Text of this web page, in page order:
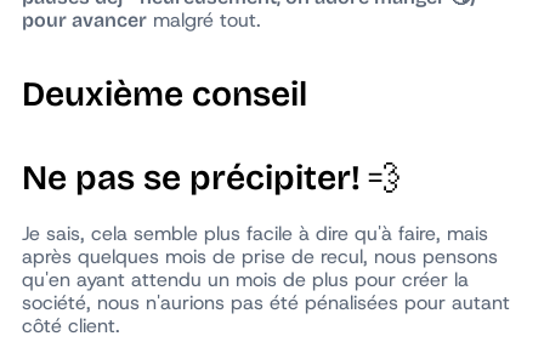
pour avancermalgré tout.
Deuxième conseil
Ne pas se précipiter! 💨
Je sais, cela semble plus facile à dire qu'à faire, mais
après quelques mois de prise de recul, nous pensons
qu'en ayant attendu un mois de plus pour créer la
société, nous n'aurions pas été pénalisées pour autant
côté client.